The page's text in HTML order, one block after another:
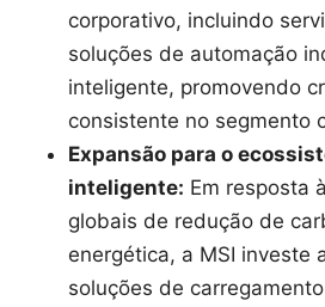
corporativo, incluindo
soluções de automação
inteligente, promovendo
consistente no segmento
Expansão para o
inteligente: Em resposta
globais de redução de
energética, a MSI investe
soluções de